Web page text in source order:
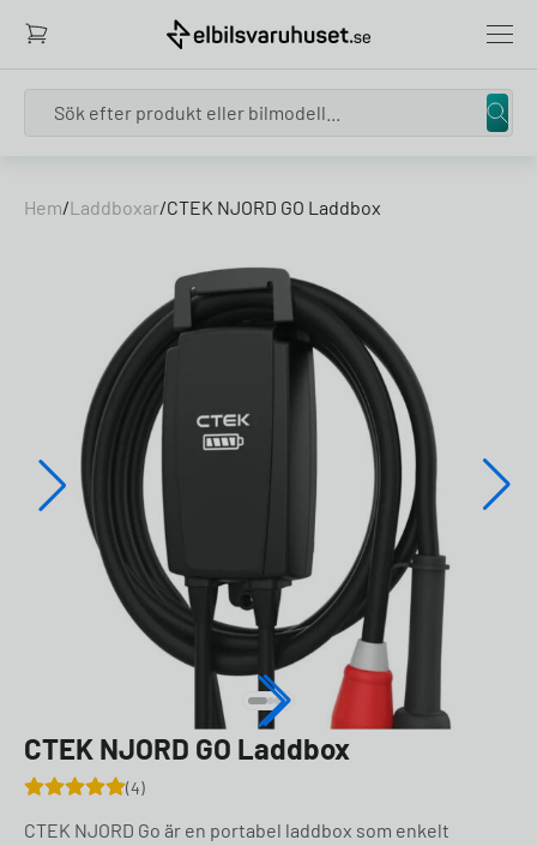
Hem/Laddboxar/CTEK NJORD GO Laddbox
CTEK NJORD GO Laddbox
4
CTEK NJORD Go är en portabel laddbox som enkelt